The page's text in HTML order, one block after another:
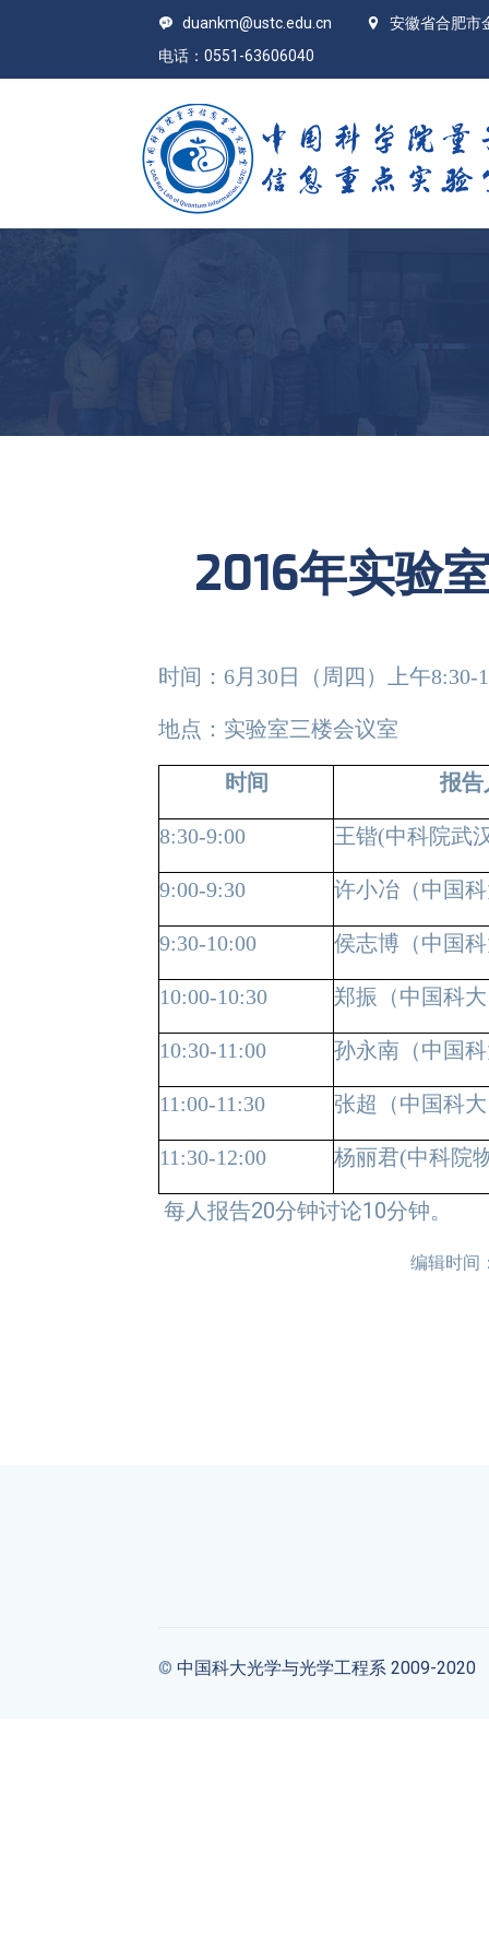
duankm@ustc.edu.cn
安徽省合肥市
电话：0551-63606040
2016年实验
时间： 6月 30日（周四）上午8:30-
地点：实验室三楼会议室
时间 报告
8:30-9:00 王锴(中科院武
9:00-9:30 许小冶（中国
9:30-10:00 侯志博（中国
10:00-10:30 郑振（中国科
10:30-11:00 孙永南（中国
11:00-11:30 张超（中国科
11:30-12:00 杨丽君(中科院
每人报告20分钟讨论10分钟。
编辑时间
© 中国科大光学与光学工程系 2009-2020